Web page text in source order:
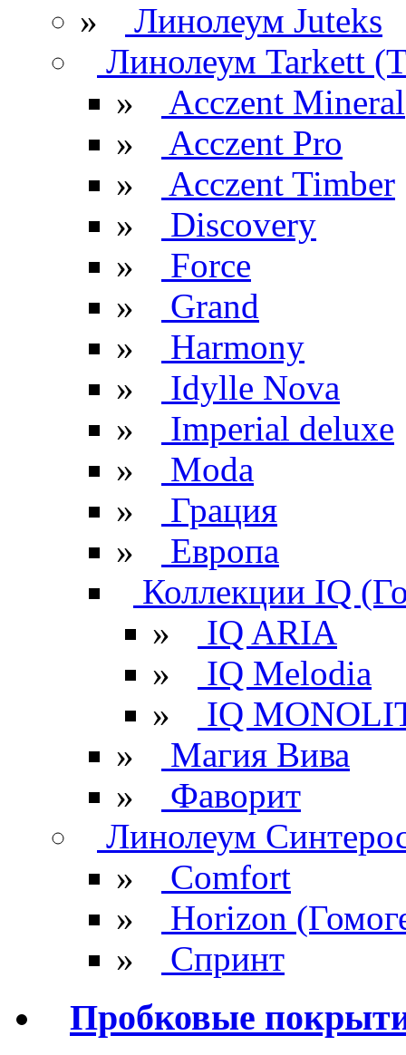
»
Линолеум Juteks
Линолеум Tarkett
»
Acczent Mineral
»
Acczent Pro
»
Acczent Timber
»
Discovery
»
Force
»
Grand
»
Harmony
»
Idylle Nova
»
Imperial deluxe
»
Moda
»
Грация
»
Европа
Коллекции IQ
»
IQ ARIA
»
IQ Melodia
»
IQ
»
Магия Вива
»
Фаворит
Линолеум
»
Comfort
»
Horizon
»
Спринт
Пробковые